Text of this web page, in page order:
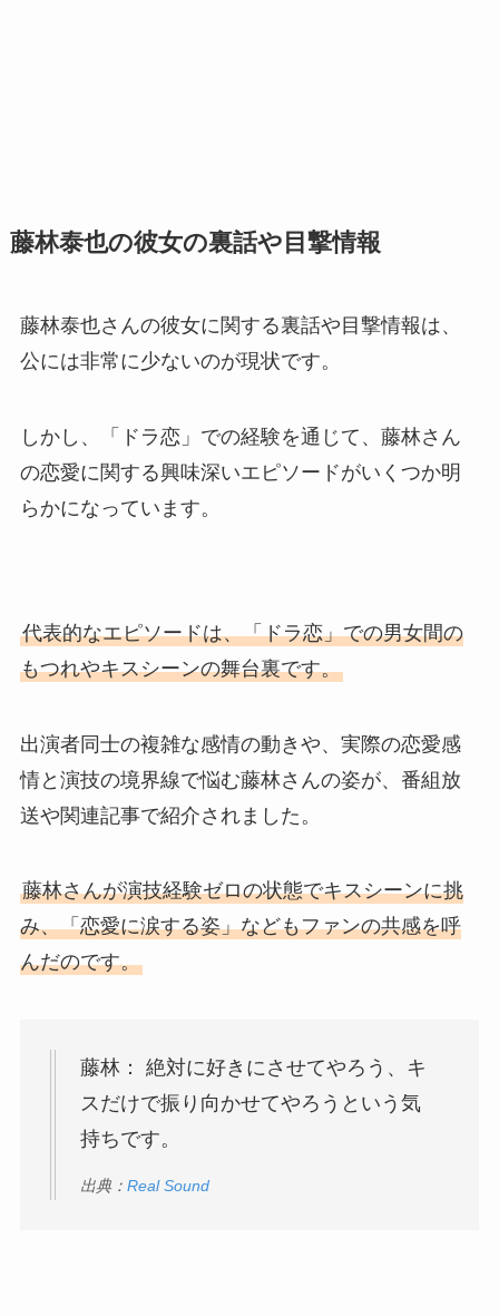
藤林泰也の彼女の裏話や目撃情報
藤林泰也さんの彼女に関する裏話や目撃情報は、
公には非常に少ないのが現状です。
しかし、「ドラ恋」での経験を通じて、藤林さん
の恋愛に関する興味深いエピソードがいくつか明
らかになっています。
代表的なエピソードは、「ドラ恋」での男女間の
もつれやキスシーンの舞台裏です。
出演者同士の複雑な感情の動きや、実際の恋愛感
情と演技の境界線で悩む藤林さんの姿が、番組放
送や関連記事で紹介されました。
藤林さんが演技経験ゼロの状態でキスシーンに挑
み、「恋愛に涙する姿」などもファンの共感を呼
んだのです。
藤林： 絶対に好きにさせてやろう、キ
スだけで振り向かせてやろうという気
持ちです。
出典： Real Sound